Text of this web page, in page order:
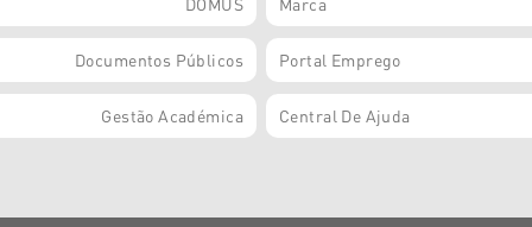
Documentos Públicos Portal Emprego
Gestão Académica Central De Ajuda